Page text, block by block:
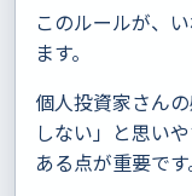
このルールが、
ます。
個人投資家さん
しない」と思い
ある点が重要です